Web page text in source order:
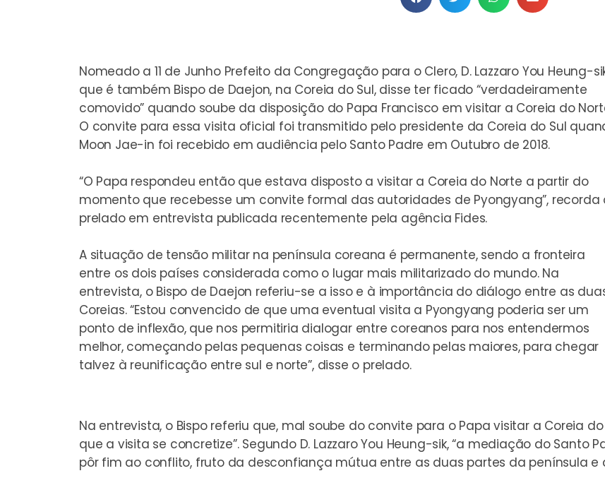
Nomeado a 11 de Junho Prefeito da Congregação para o Clero, D. Lazzaro You Heung-
que é também Bispo de Daejon, na Coreia do Sul, disse ter ficado “verdadeiramente
comovido” quando soube da disposição do Papa Francisco em visitar a Coreia do
O convite para essa visita oficial foi transmitido pelo presidente da Coreia do Sul
Moon Jae-in foi recebido em audiência pelo Santo Padre em Outubro de 2018.
“O Papa respondeu então que estava disposto a visitar a Coreia do Norte a partir do
momento que recebesse um convite formal das autoridades de Pyongyang”, recorda
prelado em entrevista publicada recentemente pela agência Fides.
A situação de tensão militar na península coreana é permanente, sendo a fronteira
entre os dois países considerada como o lugar mais militarizado do mundo. Na
entrevista, o Bispo de Daejon referiu-se a isso e à importância do diálogo entre as
Coreias. “Estou convencido de que uma eventual visita a Pyongyang poderia ser um
ponto de inflexão, que nos permitiria dialogar entre coreanos para nos entendermos
melhor, começando pelas pequenas coisas e terminando pelas maiores, para chegar
talvez à reunificação entre sul e norte”, disse o prelado.
Na entrevista, o Bispo referiu que, mal soube do convite para o Papa visitar a Coreia
que a visita se concretize”. Segundo D. Lazzaro You Heung-sik, “a mediação do
pôr fim ao conflito, fruto da desconfiança mútua entre as duas partes da península